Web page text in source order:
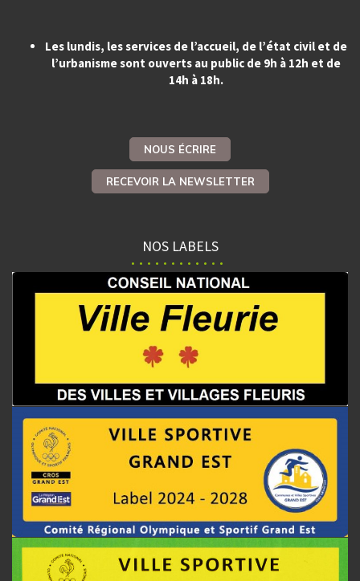
Les lundis, les services de l’accueil, de l’état civil et de
l’urbanisme sont ouverts au public de 9h à 12h et de
14h à 18h.
NOUS ÉCRIRE
RECEVOIR LA NEWSLETTER
NOS LABELS